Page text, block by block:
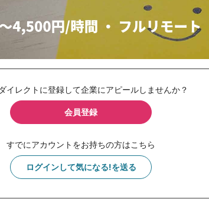
イレクトに登録して企業にアピールしませんか？
会員登録
すでにアカウントをお持ちの方はこちら
ログインして気になる!を送る